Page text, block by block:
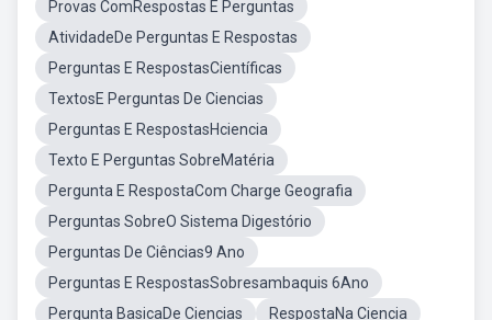
Provas ComRespostas E Perguntas
AtividadeDe Perguntas E Respostas
Perguntas E RespostasCientíficas
TextosE Perguntas De Ciencias
Perguntas E RespostasHciencia
Texto E Perguntas SobreMatéria
Pergunta E RespostaCom Charge Geografia
Perguntas SobreO Sistema Digestório
Perguntas De Ciências9 Ano
Perguntas E RespostasSobresambaquis 6Ano
Pergunta BasicaDe Ciencias
RespostaNa Ciencia